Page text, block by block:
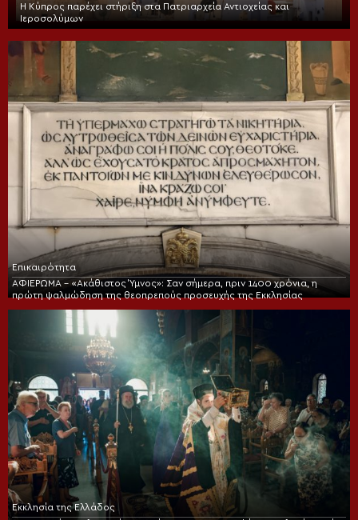
Η Κύπρος παρέχει στήριξη στα Πατριαρχεία Αντιοχείας και
Ιεροσολύμων
Επικαιρότητα
ΑΦΙΕΡΩΜΑ – «Ακάθιστος Ύμνος»: Σαν σήμερα, πριν 1400 χρόνια, η
πρώτη ψαλμώδηση της θεοπρεπούς προσευχής της Εκκλησίας
Εκκλησία της Ελλάδος